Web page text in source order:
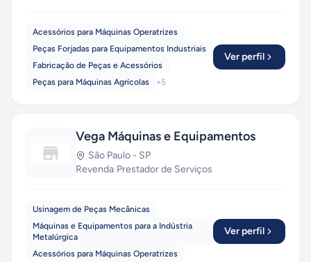
Acessórios para Máquinas Operatrizes
Peças Forjadas para Equipamentos Industriais
Fabricação de Peças e Acessórios
Peças para Máquinas Agrícolas
+5
Ver perfil
Vega Máquinas e Equipamentos
São Paulo - SP
Revenda·Prestador de Serviços
Usinagem de Peças Mecânicas
Máquinas e Equipamentos para a Indústria
Metalúrgica
Acessórios para Máquinas Operatrizes
Ver perfil